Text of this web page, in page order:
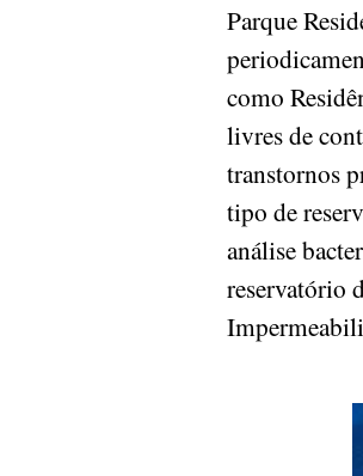
Parque
como
livres de
transtornos
tipo de
análise
reservatório